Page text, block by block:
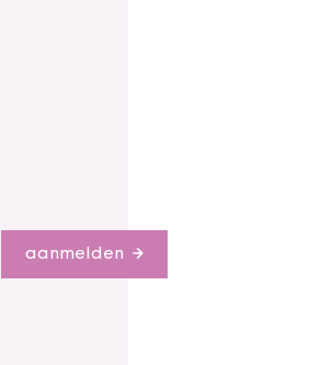
aanmelden